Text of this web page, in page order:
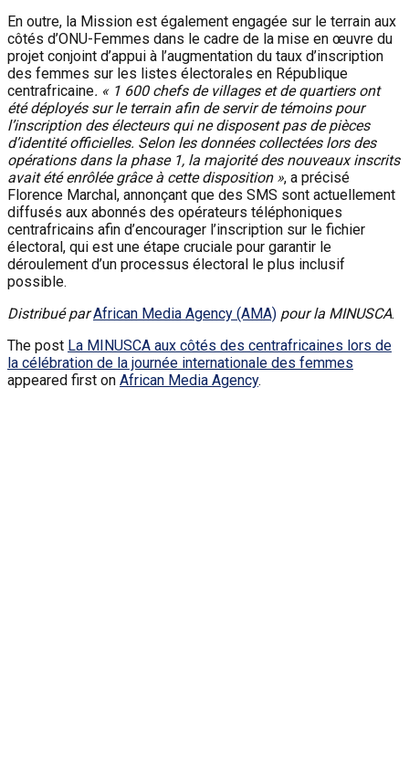
En outre, la Mission est également engagée sur le terrain aux
côtés d’ONU-Femmes dans le cadre de la mise en œuvre du
projet conjoint d’appui à l’augmentation du taux d’inscription
des femmes sur les listes électorales en République
centrafricaine. « 1 600 chefs de villages et de quartiers ont
été déployés sur le terrain afin de servir de témoins pour
l’inscription des électeurs qui ne disposent pas de pièces
d’identité officielles. Selon les données collectées lors des
opérations dans la phase 1, la majorité des nouveaux inscrits
avait été enrôlée grâce à cette disposition », a précisé
Florence Marchal, annonçant que des SMS sont actuellement
diffusés aux abonnés des opérateurs téléphoniques
centrafricains afin d’encourager l’inscription sur le fichier
électoral, qui est une étape cruciale pour garantir le
déroulement d’un processus électoral le plus inclusif
possible.
Distribué parAfrican Media Agency (AMA) pour la MINUSCA.
The post La MINUSCA aux côtés des centrafricaines lors de
la célébration de la journée internationale des femmes
appeared first on African Media Agency.